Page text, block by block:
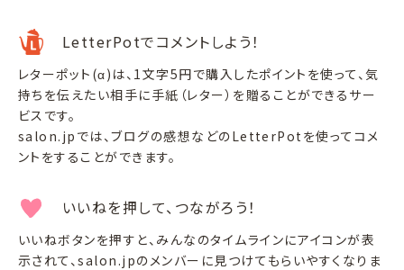
LetterPotでコメントしよう！
レターポット(α)は、1文字5円で購入したポイントを使って、気
持ちを伝えたい相手に手紙（レター）を贈ることができるサー
ビスです。
salon.jpでは、ブログの感想などのLetterPotを使ってコメ
ントをすることができます。
いいねを押して、つながろう！
いいねボタンを押すと、みんなのタイムラインにアイコンが表
示されて、salon.jpのメンバーに見つけてもらいやすくなりま